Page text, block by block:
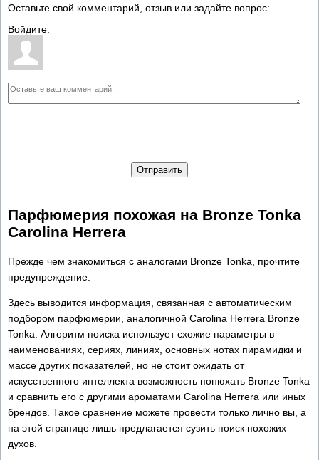
Оставьте свой комментарий, отзыв или задайте вопрос:
Войдите:
Отправить
Парфюмерия похожая на Bronze Tonka
Carolina Herrera
Прежде чем знакомиться с аналогами Bronze Tonka, прочтите
предупреждение:
Здесь выводится информация, связанная с автоматическим
подбором парфюмерии, аналогичной Carolina Herrera Bronze
Tonka. Алгоритм поиска использует схожие параметры в
наименованиях, сериях, линиях, основных нотах пирамидки и
массе других показателей, но не стоит ожидать от
искусственного интеллекта возможность понюхать Bronze Tonka
и сравнить его с другими ароматами Carolina Herrera или иных
брендов. Такое сравнение можете провести только лично вы, а
на этой странице лишь предлагается сузить поиск похожих
духов.